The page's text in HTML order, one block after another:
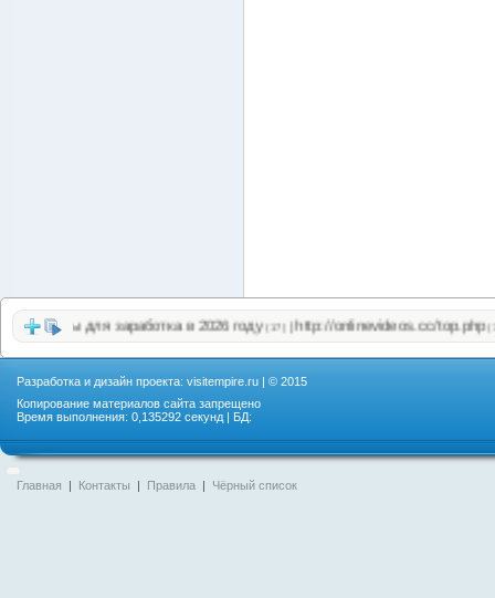
Сайты для заработка в 2026 году(17)|http://onlinevideos.cc/top.php(16)
Разработка и дизайн проекта: visitempire.ru | © 2015
Копирование материалов сайта запрещено
Время выполнения: 0,135292 секунд | БД:
Главная | Контакты | Правила | Чёрный список